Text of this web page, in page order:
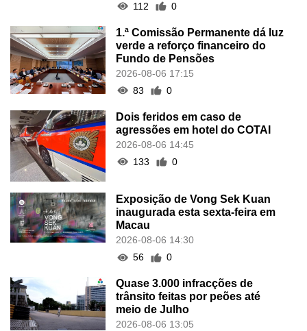
112
0
1.ª Comissão Permanente dá luz
verde a reforço financeiro do
Fundo de Pensões
2026-08-06 17:15
83
0
Dois feridos em caso de
agressões em hotel do COTAI
2026-08-06 14:45
133
0
Exposição de Vong Sek Kuan
inaugurada esta sexta-feira em
Macau
2026-08-06 14:30
56
0
Quase 3.000 infracções de
trânsito feitas por peões até
meio de Julho
2026-08-06 13:05